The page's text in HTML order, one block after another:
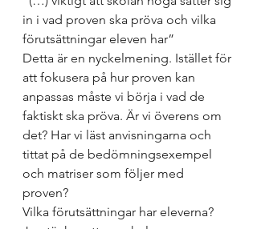
in i vad proven ska pröva och vilka
förutsättningar eleven har”
Detta är en nyckelmening. Istället för
att fokusera på hur proven kan
anpassas måste vi börja i vad de
faktiskt ska pröva. Är vi överens om
det? Har vi läst anvisningarna och
tittat på de bedömningsexempel
och matriser som följer med
proven?
Vilka förutsättningar har eleverna?